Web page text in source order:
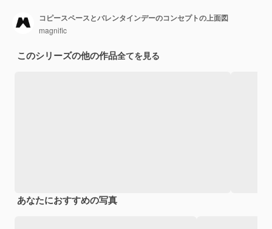
コピースペースとバレンタインデーのコンセプトの上面図
magnific
このシリーズの他の作品全てを見る
あなたにおすすめの写真